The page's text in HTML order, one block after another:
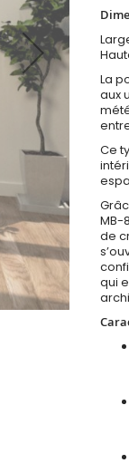
La
aux
Ce
MB-
de
qui